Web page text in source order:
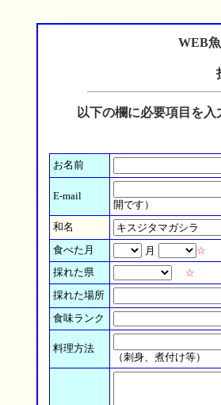
WEB
以下の欄に必要項目を
お名前
E-mail
開です）
和名
食べた月
月
☆
採れた県
☆
採れた場所
食味ランク
料理方法
（刺身、煮付け等）